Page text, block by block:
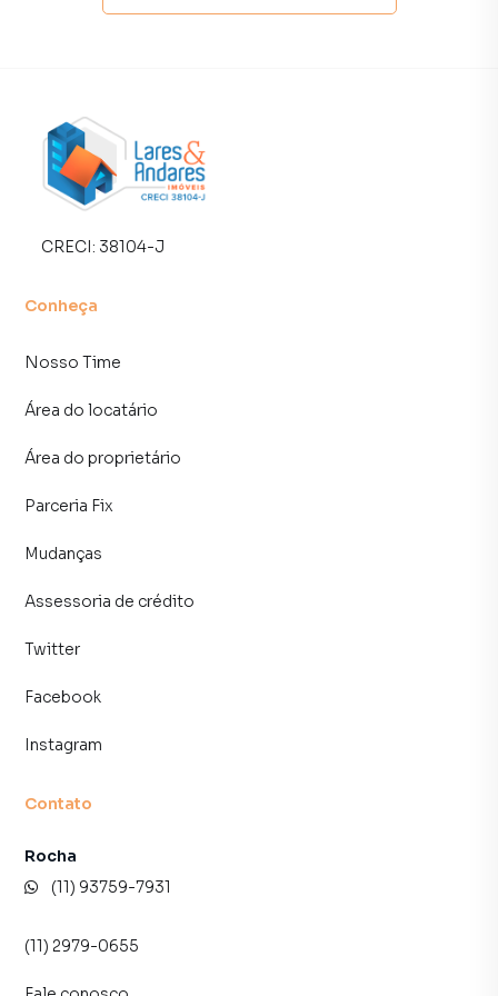
CRECI: 38104-J
Conheça
Nosso Time
Área do locatário
Área do proprietário
Parceria Fix
Mudanças
Assessoria de crédito
Twitter
Facebook
Instagram
Contato
Rocha
(11) 93759-7931
(11) 2979-0655